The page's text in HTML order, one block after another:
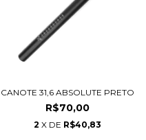
CANOTE 31,6 ABSOLUTE PRETO
R$70,00
2 X DE R$40,83